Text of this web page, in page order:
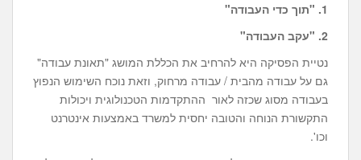
1. "תוך כדי העבודה"
2. "עקב העבודה"
נטיית הפסיקה היא להרחיב את הכללת המושג "תאונת עבודה"
גם על עבודה מהבית / עבודה מרחוק, וזאת נוכח השימוש הנפוץ
בעבודה מסוג שכזה לאור ההתקדמות הטכנולוגית ויכולות
התקשורת הנוחה והטובה יחסית למשרד באמצעות אינטרנט
וכו'.